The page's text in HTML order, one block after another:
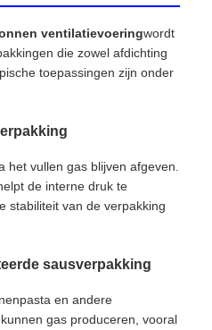
ventilatievoeringwordt
die zowel afdichting
toepassingen zijn onder
het vullen gas blijven afgeven.
de interne druk te
stabiliteit van de verpakking
sausverpakking
en andere
gas produceren, vooral